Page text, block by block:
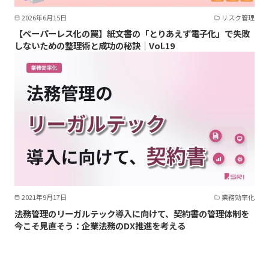
2026年6月15日 リスク管理
【ペーパーレス化の罠】紙文書の「とりあえず電子化」で失敗
しないための整理術と成功の秘訣｜Vol.19
2021年9月17日 業務効率化
法務管理のリーガルテック導入に向けて、契約書の管理体制を
今こそ見直そう：企業法務のDX推進を考える